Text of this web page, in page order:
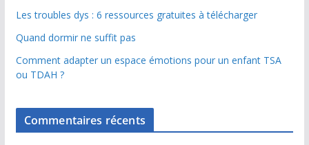
Les troubles dys : 6 ressources gratuites à télécharger
Quand dormir ne suffit pas
Comment adapter un espace émotions pour un enfant TSA
ou TDAH ?
Commentaires récents